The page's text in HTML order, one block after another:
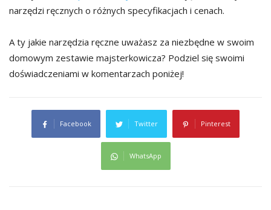
narzędzi ręcznych o różnych specyfikacjach i cenach.
A ty jakie narzędzia ręczne uważasz za niezbędne w swoim
domowym zestawie majsterkowicza? Podziel się swoimi
doświadczeniami w komentarzach poniżej!
Facebook Twitter Pinterest
WhatsApp